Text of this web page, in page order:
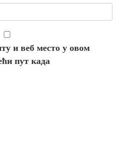
и веб место у овом
пут када